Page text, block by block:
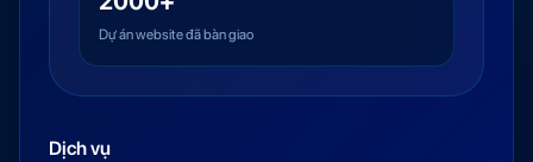
Dự án website đã bàn giao
Dịch vụ